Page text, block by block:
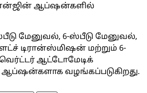
என்ஜின் ஆப்ஷன்களில்
மேனுவல், 6-ஸ்பீடு மேனுவல்,
டிரான்ஸ்மிஷன் மற்றும் 6-
ஆட்டோமேடிக்
வழங்கப்படுகிறது.